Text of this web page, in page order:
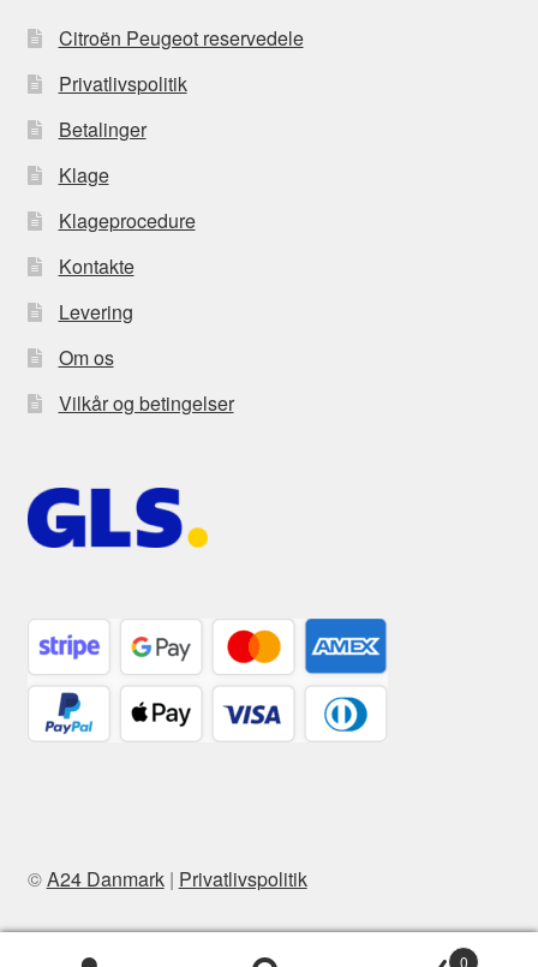
Citroën Peugeot reservedele
Privatlivspolitik
Betalinger
Klage
Klageprocedure
Kontakte
Levering
Om os
Vilkår og betingelser
©A24 Danmark| Privatlivspolitik
0